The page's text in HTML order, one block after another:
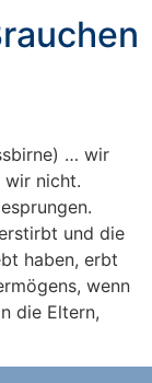
… wir
wir nicht.
und die
haben, erbt
wenn
die Eltern,